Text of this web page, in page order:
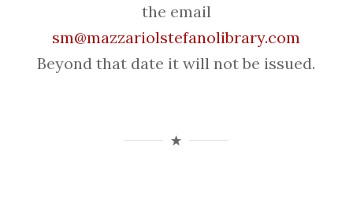
the email
sm@mazzariolstefanolibrary.com
Beyond that date it will not be issued.